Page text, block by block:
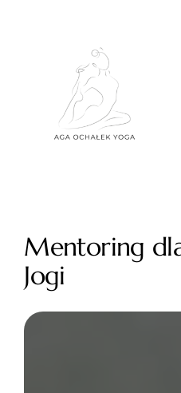
Mentoring
Jogi